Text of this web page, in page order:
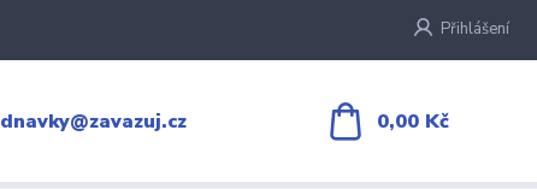
Přihlášení
0,00 Kč